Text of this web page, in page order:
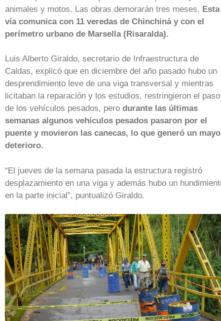
animales y motos. Las obras demorarán tres meses. Esta
vía comunica con 11 veredas de Chinchiná y con el
perímetro urbano de Marsella (Risaralda).
Luis Alberto Giraldo, secretario de Infraestructura de
Caldas, explicó que en diciembre del año pasado hubo un
desprendimiento leve de una viga transversal y mientras
licitaban la reparación y los estudios, restringieron el paso
de los vehículos pesados, pero durante las últimas
semanas algunos vehículos pesados pasaron por el
puente y movieron las canecas, lo que generó un
deterioro.
“El jueves de la semana pasada la estructura registró
desplazamiento en una viga y además hubo un
en la parte inicial”, puntualizó Giraldo.